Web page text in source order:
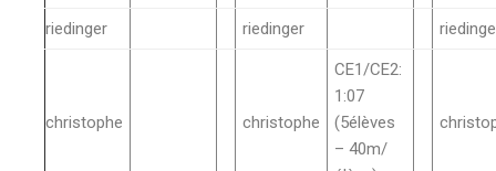
riedinger riedinger
christophe christophe
CE1/CE2:
1:07
(5élèves
– 40m/